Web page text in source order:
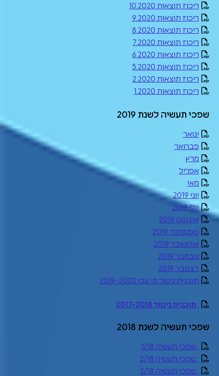
ריכוז תוצאות 10.2020
ריכוז תוצאות 9.2020
ריכוז תוצאות 8.2020
ריכוז תוצאות 7.2020
ריכוז תוצאות 6.2020
ריכוז תוצאות 5.2020
ריכוז תוצאות 2.2020
ריכוז תוצאות 1.2020
שפכי תעשיה לשנת 2019
ינואר
פברואר
מרץ
אפריל
מאי
יוני 2019
יולי 2019
אוגוסט 2019
ספטמבר 2019
אוקטובר 2019
נובמבר 2019
דצמבר 2019
תוכנית ניטור מי עכו 2019-2020
תוכנית ניטור 2017-2018
שפכי תעשיה לשנת 2018
שפכי תעשיה 1/18
שפכי תעשיה 2/18
שפכי תעשיה 3/18